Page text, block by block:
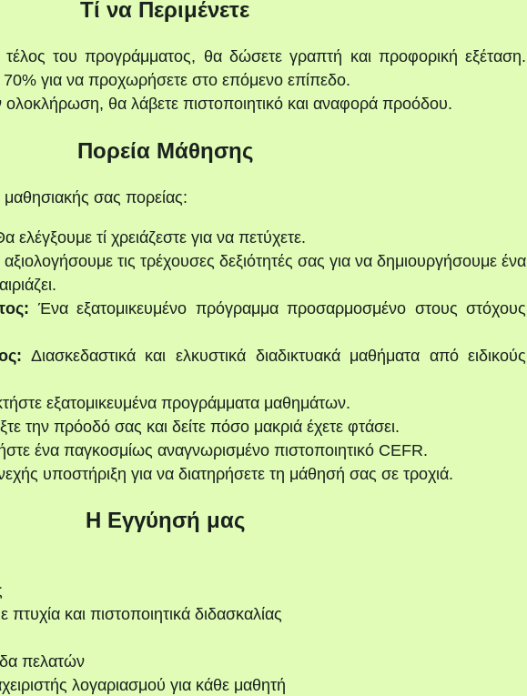
Τί να Περιμένετε
τέλος του προγράμματος, θα δώσετε γραπτή και προφορική εξέταση.
70% για να προχωρήσετε στο επόμενο επίπεδο.
ολοκλήρωση, θα λάβετε πιστοποιητικό και αναφορά προόδου.
Πορεία Μάθησης
σας πορείας:
ελέγξουμε τί χρειάζεστε για να πετύχετε.
τις τρέχουσες δεξιότητές σας για να δημιουργήσουμε ένα
Ένα εξατομικευμένο πρόγραμμα προσαρμοσμένο στους στόχους
Διασκεδαστικά και ελκυστικά διαδικτυακά μαθήματα από ειδικούς
εξατομικευμένα προγράμματα μαθημάτων.
την πρόοδό σας και δείτε πόσο μακριά έχετε φτάσει.
ένα παγκοσμίως αναγνωρισμένο πιστοποιητικό CEFR.
υποστήριξη για να διατηρήσετε τη μάθησή σας σε τροχιά.
Η Εγγύησή μας
πτυχία και πιστοποιητικά διδασκαλίας
πελατών
λογαριασμού για κάθε μαθητή